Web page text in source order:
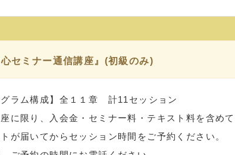
心セミナー通信講座』(初級のみ)
グラム構成】全１１章 計11セッション
に限り、入会金・セミナー料・テキスト料を含め
が届いてからセッション時間をご予約ください。